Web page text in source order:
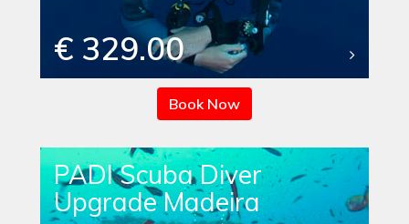
€ 329.00
Book Now
PADI Scuba Diver
Upgrade Madeira